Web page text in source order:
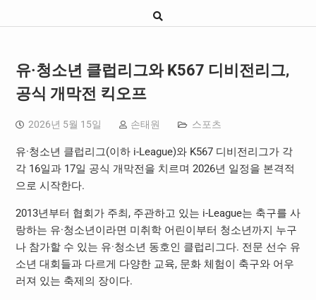
유·청소년 클럽리그와 K567 디비전리그,
공식 개막전 킥오프
2026년 5월 15일 손태원 스포츠
유·청소년 클럽리그(이하 i-League)와 K567 디비전리그가 각
각 16일과 17일 공식 개막전을 치르며 2026년 일정을 본격적
으로 시작한다.
2013년부터 협회가 주최, 주관하고 있는 i-League는 축구를 사
랑하는 유·청소년이라면 미취학 어린이부터 청소년까지 누구
나 참가할 수 있는 유·청소년 동호인 클럽리그다. 전문 선수 유
소년 대회들과 다르게 다양한 교육, 문화 체험이 축구와 어우
러져 있는 축제의 장이다.